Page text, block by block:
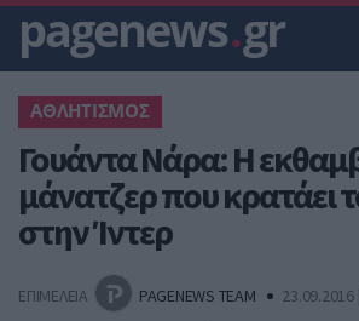
pagenews.gr
ΑΘΛΗΤΙΣΜΟΣ
Γουάντα Νάρα: Η
μάνατζερ που κρατάει
στην Ίντερ
ΕΠΙΜΕΛΕΙΑ PAGENEWS TEAM
23.09.2016